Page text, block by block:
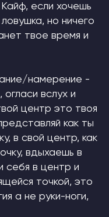
если хочешь
но ничего
твое время и
намерение -
вслух и
центр это твоя
как ты
в свой центр, как
вдыхаешь в
себя в центр и
точкой, это
а не руки-ноги,